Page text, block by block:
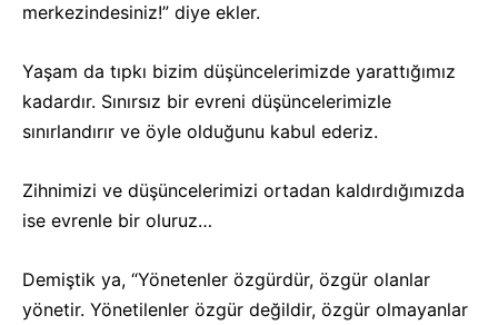
merkezindesiniz!” diye ekler.
Yaşam da tıpkı bizim düşüncelerimizde yarattığımız
kadardır. Sınırsız bir evreni düşüncelerimizle
sınırlandırır ve öyle olduğunu kabul ederiz.
Zihnimizi ve düşüncelerimizi ortadan kaldırdığımızda
ise evrenle bir oluruz…
Demiştik ya, “Yönetenler özgürdür, özgür olanlar
yönetir. Yönetilenler özgür değildir, özgür olmayanlar